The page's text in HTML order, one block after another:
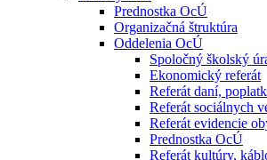
Prednostka OcÚ
Organizačná štruktúra
Oddelenia OcÚ
Spoločný školský
Ekonomický referát
Referát daní,
Referát sociálnych
Referát evidencie
Prednostka OcÚ
Referát kultúry,